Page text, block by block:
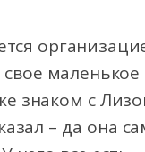
маленькое
знаком с
– да она